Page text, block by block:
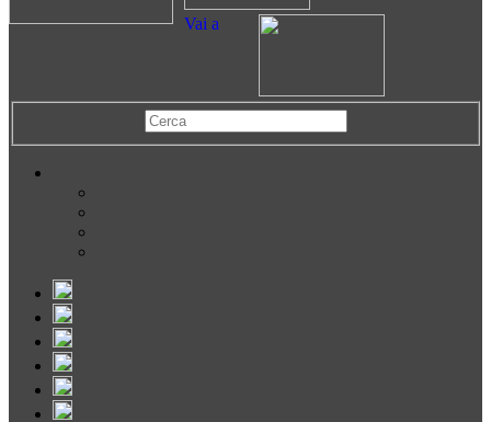
Vai a